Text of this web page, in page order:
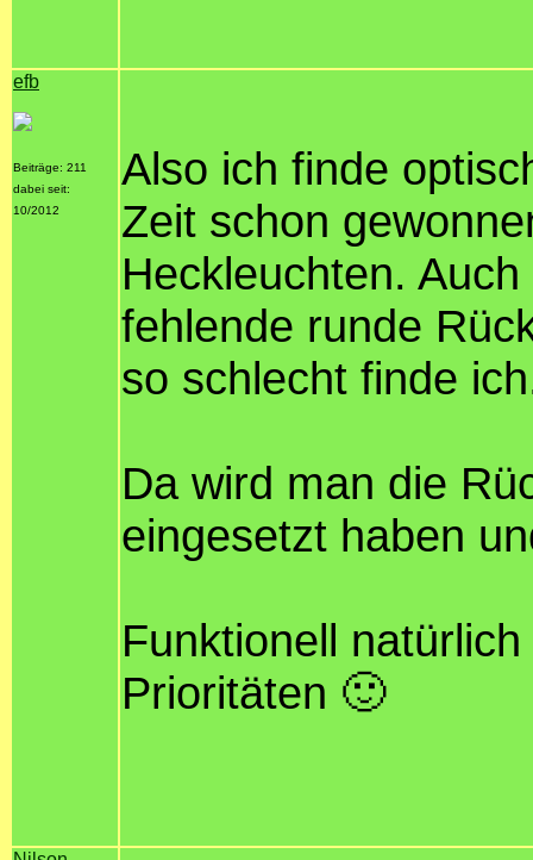
efb
Beiträge: 211
dabei seit:
10/2012
Also ich finde
Zeit schon
Heckleuchten.
fehlende runde
so schlecht finde
Da wird man die
eingesetzt haben
Funktionell
Prioritäten 🙂